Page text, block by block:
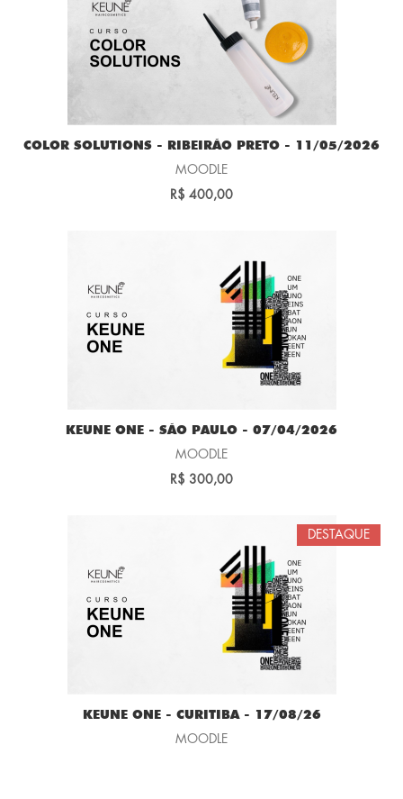
COLOR SOLUTIONS - RIBEIRÃO PRETO - 11/05/2026
MOODLE
R$ 400,00
KEUNE ONE - SÃO PAULO - 07/04/2026
MOODLE
R$ 300,00
DESTAQUE
KEUNE ONE - CURITIBA - 17/08/26
MOODLE